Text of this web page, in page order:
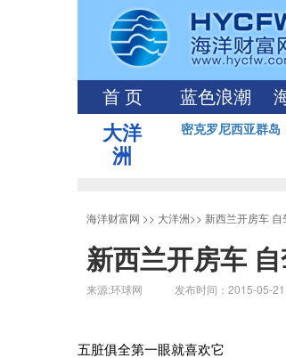
首 页 蓝色浪潮
大洋
洲
密克罗尼西亚群岛
海洋财富网 >> 大洋洲>> 新西兰开房车
新西兰开房车
来源:环球网 发布时间：2015-05-21
五脏俱全第一眼就喜欢它